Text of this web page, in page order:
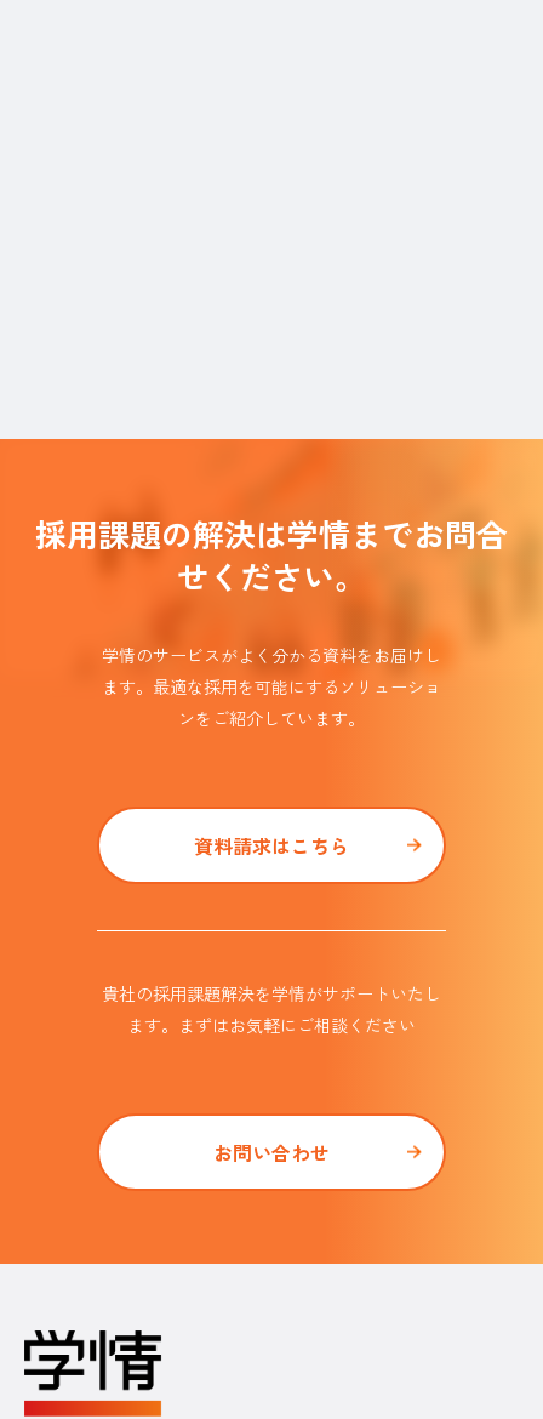
採用課題の解決は学情までお問合
せください。
学情のサービスがよく分かる資料をお届けし
ます。 最適な採用を可能にするソリューショ
ンを ご紹介しています。​
資料請求はこちら
貴社の採用課題解決を学情がサポート いたし
ます。まずはお気軽にご相談ください
お問い合わせ